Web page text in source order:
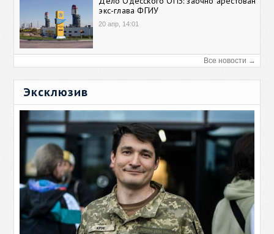
экс-глава ФГИУ
20 апр, 14:01
Все новости →
Эксклюзив